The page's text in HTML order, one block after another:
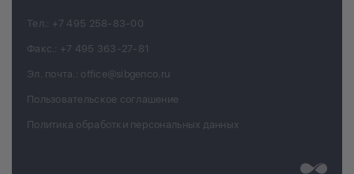
Тел.: +7 495 258-83-00
Факс.: +7 495 363-27-81
Эл. почта.: office@sibgenco.ru
Пользовательское соглашение
Политика обработки персональных данных